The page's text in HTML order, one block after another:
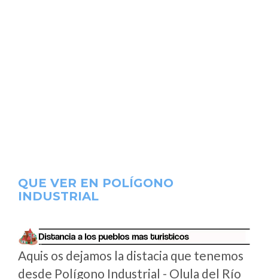
QUE VER EN POLÍGONO
INDUSTRIAL
Aquis os dejamos la distacia que tenemos
desde Polígono Industrial - Olula del Río